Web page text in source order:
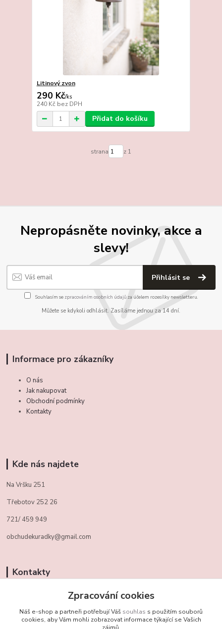
Litinový zvon
290 Kč/ks
240 Kč bez DPH
Přidat do košíku
strana z 1
Nepropásněte novinky, akce a
slevy!
Přihlásit se
Souhlasím se zpracováním osobních údajůza účelem rozesílky newsletteru.
Můžete se kdykoli odhlásit. Zasíláme jednou za 14 dní.
Informace pro zákazníky
O nás
Jak nakupovat
Obchodní podmínky
Kontakty
Kde nás najdete
Na Vršku 251
Třebotov 252 26
721/ 459 949
obchudekuradky@gmail.com
Kontakty
+420 721 459 949
obchudekuradky@gmail.com
Zpracování cookies
Náš e-shop a partneři potřebují Váš souhlas s použitím souborů
cookies, aby Vám mohli zobrazovat informace týkající se Vašich